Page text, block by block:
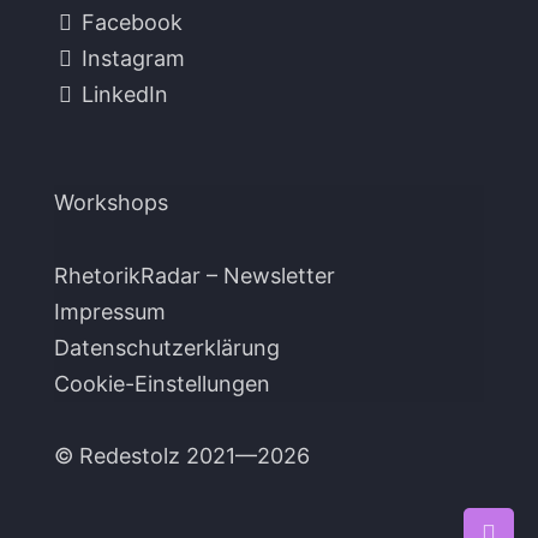
Facebook
Instagram
LinkedIn
Workshops
RhetorikRadar – Newsletter
Impressum
Datenschutzerklärung
Cookie-Einstellungen
© Redestolz 2021—2026